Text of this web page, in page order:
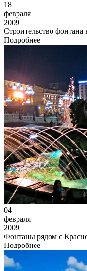
18
февраля
2009
Строительство
Подробнее
04
февраля
2009
Фонтаны рядом с
Подробнее